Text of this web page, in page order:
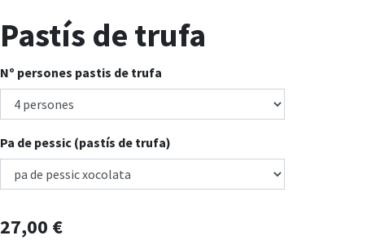
Pastís de trufa
Nº persones pastis de trufa
Pa de pessic (pastís de trufa)
27,00 €